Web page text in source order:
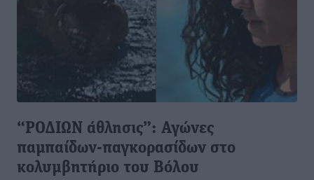
“ΡΟΔΙΩΝ άθλησις”: Αγώνες
παμπαίδων-παγκορασίδων στο
κολυμβητήριο του Βόλου